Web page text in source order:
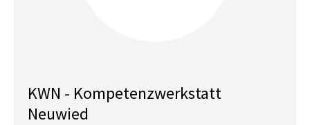
KWN - Kompetenzwerkstatt
Neuwied